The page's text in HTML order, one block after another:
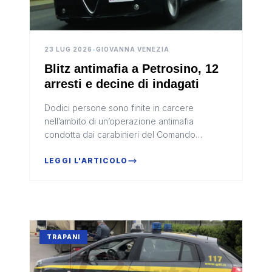
23 LUG 2026 •GIOVANNA VENEZIA
Blitz antimafia a Petrosino, 12
arresti e decine di indagati
Dodici persone sono finite in carcere
nell’ambito di un’operazione antimafia
condotta dai carabinieri del Comando
Direzione distrettuale antimafia di Palermo....
LEGGI L'ARTICOLO
TRAPANI